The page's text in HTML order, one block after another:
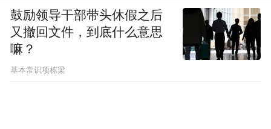
鼓励领导干部带头休假之后
又撤回文件，到底什么意思
嘛？
基本常识项栋梁